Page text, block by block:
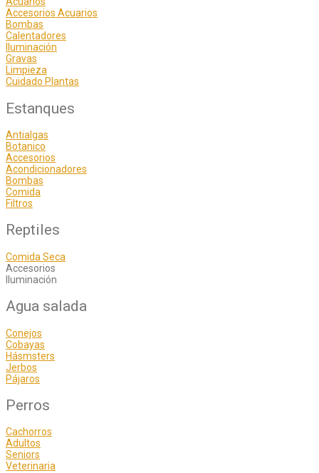
Accesorios Acuarios
Bombas
Calentadores
Iluminación
Gravas
Limpieza
Cuidado Plantas
Estanques
Antialgas
Botanico
Accesorios
Acondicionadores
Bombas
Comida
Filtros
Reptiles
Comida Seca
Accesorios
Iluminación
Agua salada
Conejos
Cobayas
Hásmsters
Jerbos
Pájaros
Perros
Cachorros
Adultos
Seniors
Veterinaria